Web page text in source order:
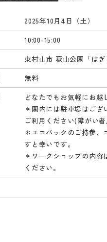
2025年10月4日（土）
10:00-15:00
東村山市 萩山公園「は
無料
どなたでもお気軽にお越
＊園内には駐車場はござ
ご利用ください(障がい
＊エコバックのご持参、
すと幸いです。
＊ワークショップの内
ください。